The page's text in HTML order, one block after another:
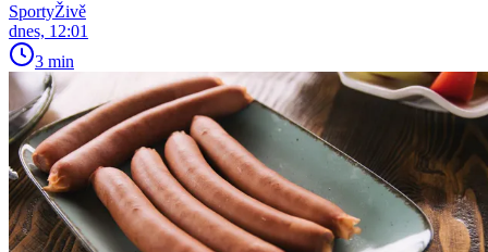
SportyŽivě
dnes, 12:01
3 min